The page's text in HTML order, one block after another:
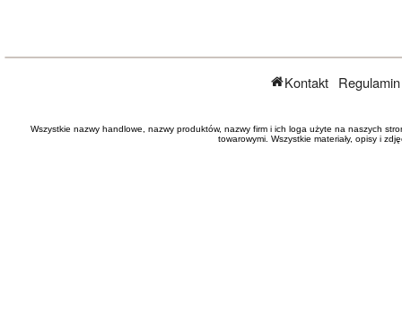
Kontakt
Wszystkie nazwy handlowe, nazwy produktów, nazwy firm i ich loga użyte na naszych
towarowymi. Wszystkie materiały, opisy i